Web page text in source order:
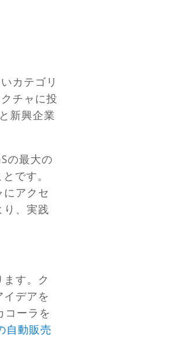
カテゴリ
チャに投
新興企業
の最大の
です。
アクセ
、実践
す。ク
デアを
コーラを
自動販売